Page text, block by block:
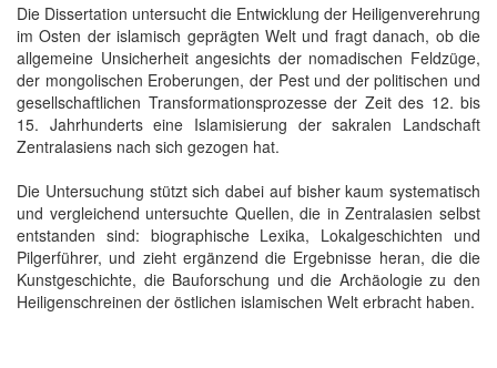
Die Dissertation untersucht die Entwicklung der Heiligenverehrung
im Osten der islamisch geprägten Welt und fragt danach, ob die
allgemeine Unsicherheit angesichts der nomadischen Feldzüge,
der mongolischen Eroberungen, der Pest und der politischen und
gesellschaftlichen Transformationsprozesse der Zeit des 12. bis
15. Jahrhunderts eine Islamisierung der sakralen Landschaft
Zentralasiens nach sich gezogen hat.
Die Untersuchung stützt sich dabei auf bisher kaum systematisch
und vergleichend untersuchte Quellen, die in Zentralasien selbst
entstanden sind: biographische Lexika, Lokalgeschichten und
Pilgerführer, und zieht ergänzend die Ergebnisse heran, die die
Kunstgeschichte, die Bauforschung und die Archäologie zu den
Heiligenschreinen der östlichen islamischen Welt erbracht haben.